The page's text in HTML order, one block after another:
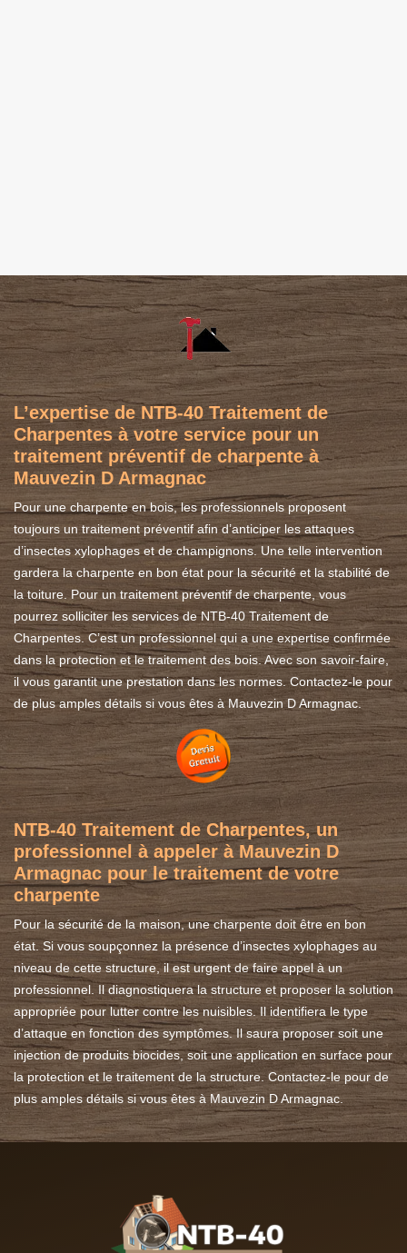
L’expertise de NTB-40 Traitement de
Charpentes à votre service pour un
traitement préventif de charpente à
Mauvezin D Armagnac
Pour une charpente en bois, les professionnels proposent
toujours un traitement préventif afin d’anticiper les attaques
d’insectes xylophages et de champignons. Une telle intervention
gardera la charpente en bon état pour la sécurité et la stabilité de
la toiture. Pour un traitement préventif de charpente, vous
pourrez solliciter les services de NTB-40 Traitement de
Charpentes. C’est un professionnel qui a une expertise confirmée
dans la protection et le traitement des bois. Avec son savoir-faire,
il vous garantit une prestation dans les normes. Contactez-le pour
de plus amples détails si vous êtes à Mauvezin D Armagnac.
NTB-40 Traitement de Charpentes, un
professionnel à appeler à Mauvezin D
Armagnac pour le traitement de votre
charpente
Pour la sécurité de la maison, une charpente doit être en bon
état. Si vous soupçonnez la présence d’insectes xylophages au
niveau de cette structure, il est urgent de faire appel à un
professionnel. Il diagnostiquera la structure et proposer la solution
appropriée pour lutter contre les nuisibles. Il identifiera le type
d’attaque en fonction des symptômes. Il saura proposer soit une
injection de produits biocides, soit une application en surface pour
la protection et le traitement de la structure. Contactez-le pour de
plus amples détails si vous êtes à Mauvezin D Armagnac.